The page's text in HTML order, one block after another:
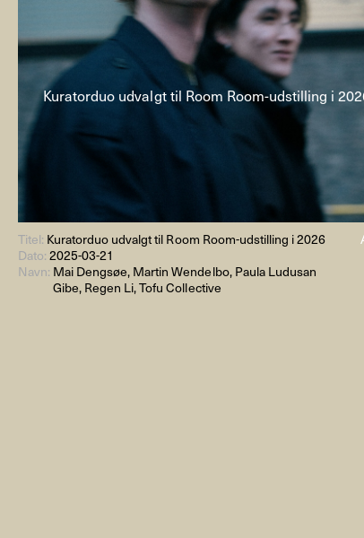
Kuratorduo udvalgt til Room Room-udstilling i
Titel: Kuratorduo udvalgt til Room Room-udstilling i 2026
Dato:2025-03-21
Navn: Mai Dengsøe, Martin Wendelbo, Paula Ludusan
Gibe, Regen Li, Tofu Collective